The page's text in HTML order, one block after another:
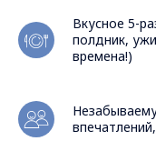
Вкусное 5-
полдник,
времена!)